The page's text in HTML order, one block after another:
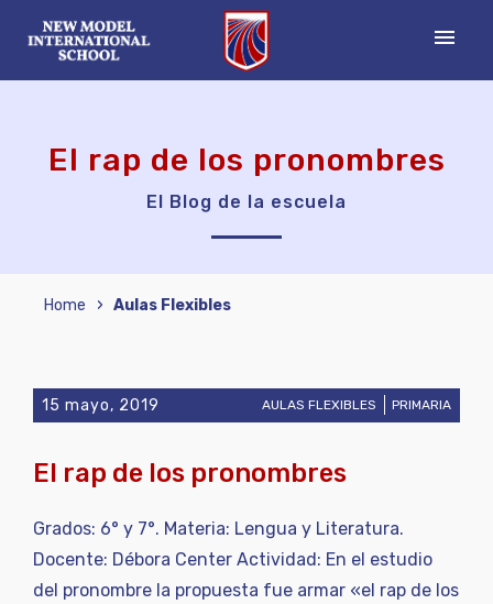
menu
El rap de los pronombres
El Blog de la escuela
Home › Aulas Flexibles
15 mayo, 2019 AULAS FLEXIBLES PRIMARIA
El rap de los pronombres
Grados: 6° y 7°. Materia: Lengua y Literatura.
Docente: Débora Center Actividad: En el estudio
del pronombre la propuesta fue armar «el rap de los